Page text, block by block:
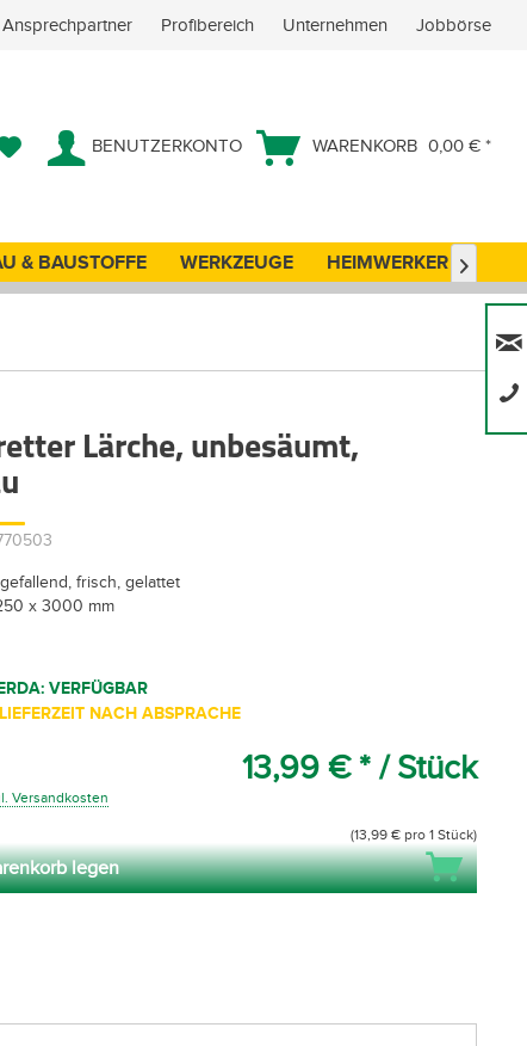
Ansprechpartner Profibereich Unternehmen Jobbörse
BENUTZERKONTO WARENKORB 0,00 € *
& BAUSTOFFE WERKZEUGE HEIMWERKER 
Lärche, unbesäumt,
frisch, gelattet
x 3000 mm
VERFÜGBAR
NACH ABSPRACHE
13,99 € * / Stück
Versandkosten
(13,99 € pro 1 Stück)
legen